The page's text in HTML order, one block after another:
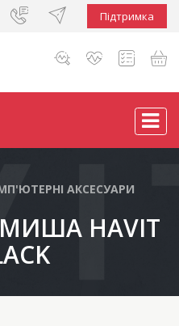
Підтримка
АКСЕСУАРИ
HAVIT